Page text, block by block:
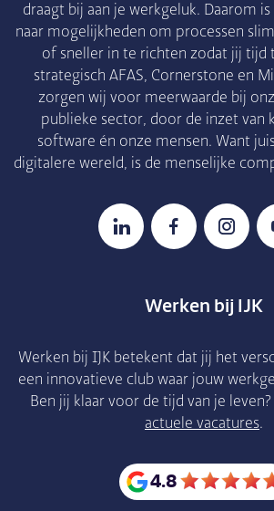
draagt bij aan je werkgeluk. Daarom
naar mogelijkheden om processen
of sneller in te richten zodat jij tijd
strategisch AFAS, Cornerstone en
zorgen wij voor meerwaarde bij
publieke sector, door de inzet van
software én onze mensen. Want
digitalere wereld, is de menselijke
Werken bij IJK
Werken bij IJK betekent dat jij het
een innovatieve club waar jouw
Ben jij klaar voor de tijd van je
actuele vacatures.
4.8